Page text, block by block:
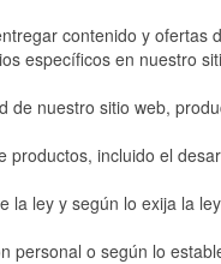
contenido y ofertas
específicos en nuestro
nuestro sitio web,
incluido el
la ley y según lo exija la
personal o según lo